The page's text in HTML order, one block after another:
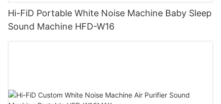
Hi-FiD Portable White Noise Machine Baby Sleep
Sound Machine HFD-W16